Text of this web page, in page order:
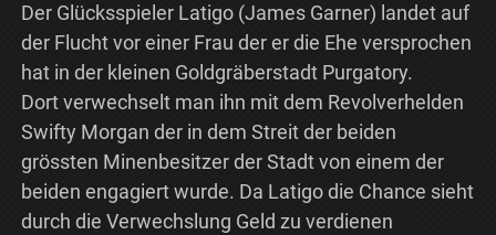
Der Glücksspieler Latigo (James Garner) landet auf
der Flucht vor einer Frau der er die Ehe versprochen
hat in der kleinen Goldgräberstadt Purgatory.
Dort verwechselt man ihn mit dem Revolverhelden
Swifty Morgan der in dem Streit der beiden
grössten Minenbesitzer der Stadt von einem der
beiden engagiert wurde. Da Latigo die Chance sieht
durch die Verwechslung Geld zu verdienen